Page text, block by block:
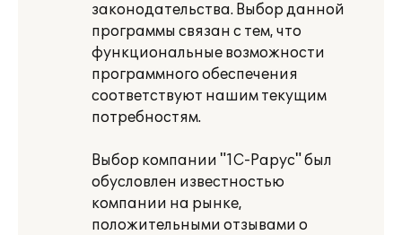
законодательства. Выбор данной
программы связан с тем, что
функциональные возможности
программного обеспечения
соответствуют нашим текущим
потребностям.
Выбор компании "1С-Рарус" был
обусловлен известностью
компании на рынке,
положительными отзывами о